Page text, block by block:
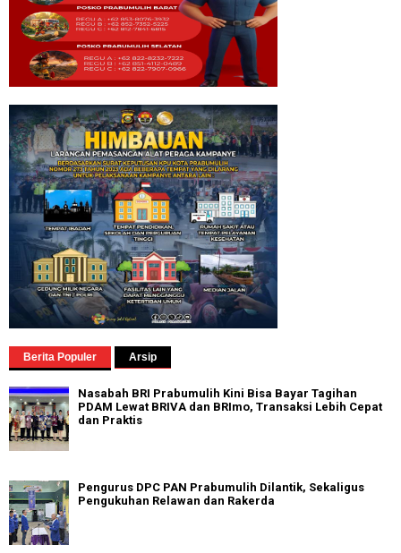
Berita Populer Arsip
Nasabah BRI Prabumulih Kini Bisa Bayar Tagihan
PDAM Lewat BRIVA dan BRImo, Transaksi Lebih Cepat
dan Praktis
Pengurus DPC PAN Prabumulih Dilantik, Sekaligus
Pengukuhan Relawan dan Rakerda